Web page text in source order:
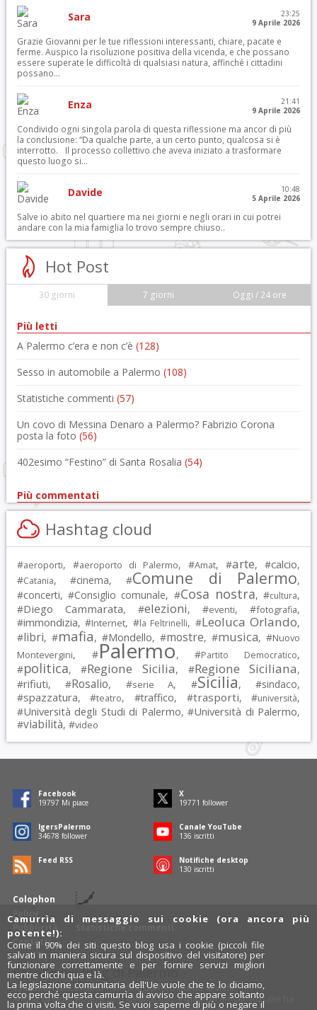
Sara
23:25
9 Aprile 2026
Grazie Giovanni per le tue riflessioni interessanti, chiare, pacate e
ferme. Auspico la risoluzione positiva della vicenda, e che possano
essere superate le difficoltà di qualsiasi natura, affinché i cittadini
possano...
Enza
21:41
9 Aprile 2026
Condivido ogni singola parola di questa riflessione ma ancor di più
la conclusione: “Da qualche parte, a un certo punto, qualcosa si è
interrotto. Il processo collettivo che aveva iniziato a trasformare
questo luogo si...
Davide
10:48
5 Aprile 2026
Salve io abito nel quartiere ma nei giorni e negli orari in cui potrei
andare con la mia famiglia lo trovo sempre chiuso..
Hot Post
30 giorni 7 giorni Oggi / 24 ore
Più letti
A Palermo c’era e non c’è (128)
Sesso in automobile a Palermo (108)
Statistiche commenti (57)
Un covo di Messina Denaro a Palermo? Fabrizio Corona
posta la foto (56)
402esimo “Festino” di Santa Rosalia (54)
Più commentati
Hashtag cloud
#aeroporti, #aeroporto di Palermo, #Amat, #arte, #calcio,
#Catania, #cinema, #Comune di Palermo,
#concerti, #Consiglio comunale, #Cosa nostra, #cultura,
#Diego Cammarata, #elezioni, #eventi, #fotografia,
#immondizia, #Internet, #la Feltrinelli, #Leoluca Orlando,
#libri, #mafia, #Mondello, #mostre, #musica, #Nuovo
Montevergini, #Palermo, #Partito Democratico,
#politica, #Regione Sicilia, #Regione Siciliana,
#rifiuti, #Rosalio, #serie A, #Sicilia, #sindaco,
#spazzatura, #teatro, #traffico, #trasporti, #università,
#Università degli Studi di Palermo, #Università di Palermo,
#viabilità, #video
Colophon
Policy
Pubblicità
Contatti
Statistiche commenti
Facebook
19797 Mi piace
X
19771 follower
IgersPalermo
34678 follower
Canale YouTube
136 iscritti
Feed RSS
Notifiche desktop
130 iscritti
Rosalio è il blog di Palermo
754 autoriraccontano Palermo dal loro punto di vista.
Anche tu puoi essere uno degli autori: inviaci un' e-mail. Rosalio ha
Camurrìa di messaggio sui cookie (ora ancora più
potente!):
Come il 90% dei siti questo blog usa i cookie (piccoli file
salvati in maniera sicura sul dispositivo del visitatore) per
funzionare correttamente e per fornire servizi migliori
mentre clicchi qua e là.
La legislazione comunitaria dell'Ue vuole che te lo diciamo,
ecco perché questa camurrìa di avviso che appare soltanto
la prima volta che ci visiti. Se vuoi saperne di più o negare il